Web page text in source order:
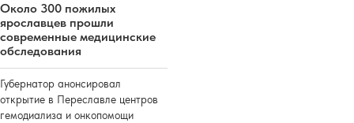
Около 300 пожилых
ярославцев прошли
современные медицинские
обследования
Губернатор анонсировал
открытие в Переславле центров
гемодиализа и онкопомощи